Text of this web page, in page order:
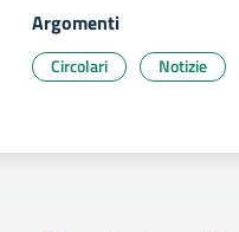
Argomenti
Circolari Notizie